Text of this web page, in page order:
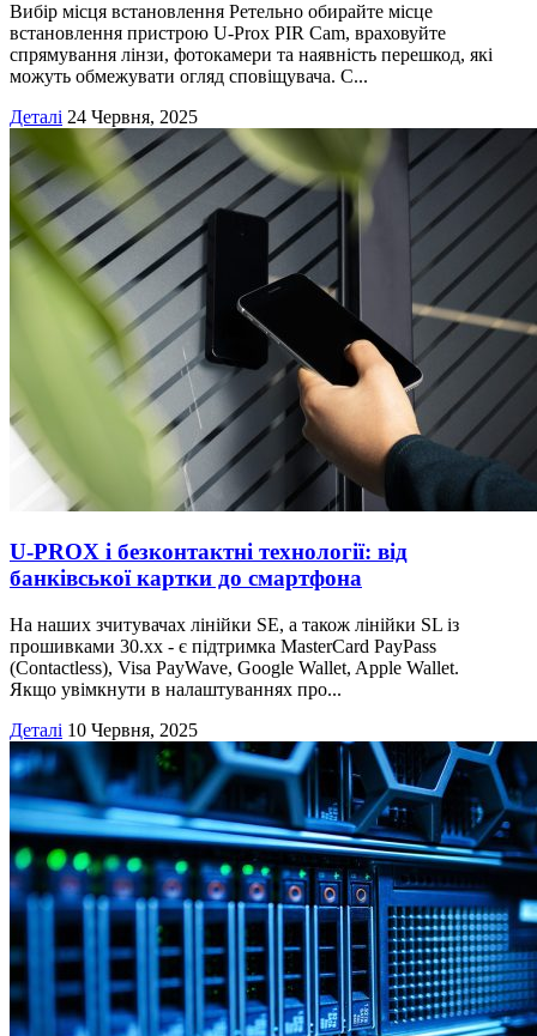
Вибір місця встановлення Ретельно обирайте місце
встановлення пристрою U-Prox PIR Cam, враховуйте
спрямування лінзи, фотокамери та наявність перешкод, які
можуть обмежувати огляд сповіщувача. С...
Деталі 24 Червня, 2025
U‑PROX і безконтактні технології: від
банківської картки до смартфона
На наших зчитувачах лінійки SE, а також лінійки SL із
прошивками 30.хх - є підтримка MasterCard PayPass
(Contactless), Visa PayWave, Google Wallet, Apple Wallet.
Якщо увімкнути в налаштуваннях про...
Деталі 10 Червня, 2025